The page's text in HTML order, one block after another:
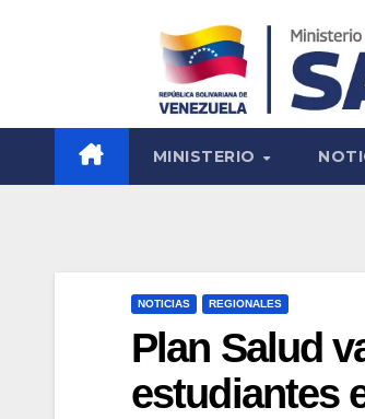
MINISTERIO
NOTICIAS REGIONALES
Plan Salud
estudiantes